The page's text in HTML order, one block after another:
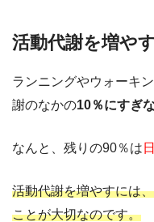
活動代謝を増や
ランニングやウォーキ
謝のなかの10％にすぎ
なんと、残りの90％は
活動代謝を増やすには
ことが大切なのです。